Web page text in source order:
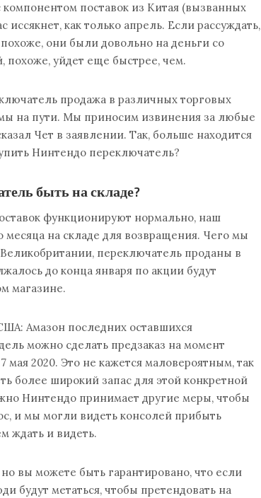
поставок из Китая (вызванных
как только апрель. Если рассуждать,
они были довольно на деньги со
похоже, уйдет еще быстрее, чем.
продажа в различных торговых
на пути. Мы приносим извинения за любые
Чет в заявлении. Так, больше находится
Нинтендо переключатель?
быть на складе?
функционируют нормально, наш
месяца на складе для возвращения. Чего мы
переключатель проданы в
до конца января по акции будут
магазине.
Амазон последних оставшихся
можно сделать предзаказ на момент
мая 2020. Это не кажется маловероятным, так
более широкий запас для этой конкретной
Нинтендо принимает другие меры, чтобы
и мы могли видеть консолей прибыть
ждать и видеть.
вы можете быть гарантировано, что если
будут метаться, чтобы претендовать на